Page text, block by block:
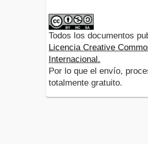
Todos los documentos
Licencia Creative
Internacional.
Por lo que el envío,
totalmente gratuito.